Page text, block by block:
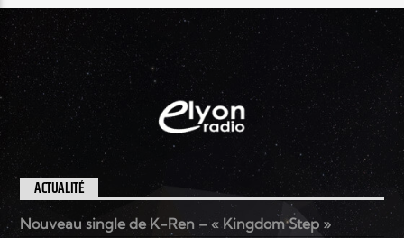
Radio Elyon
Elyon Rhema
Elyon Hits
ACTUALITÉ
Nouveau single de K-Ren – « Kingdom Step »